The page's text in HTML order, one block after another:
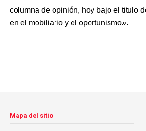
columna de opinión, hoy bajo el titulo
en el mobiliario y el oportunismo».
Mapa del sitio